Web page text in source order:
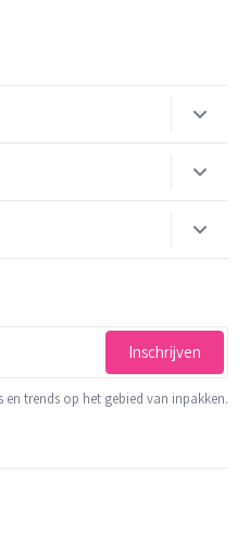
2x per week verzonden
Inschrijven
trends op het gebied van inpakken.